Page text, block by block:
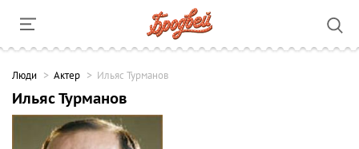
Люди Актер Ильяс Турманов
Ильяс Турманов